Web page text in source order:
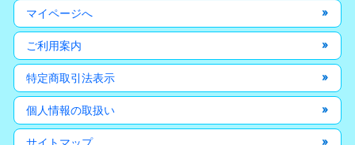
マイページへ
ご利用案内
特定商取引法表示
個人情報の取扱い